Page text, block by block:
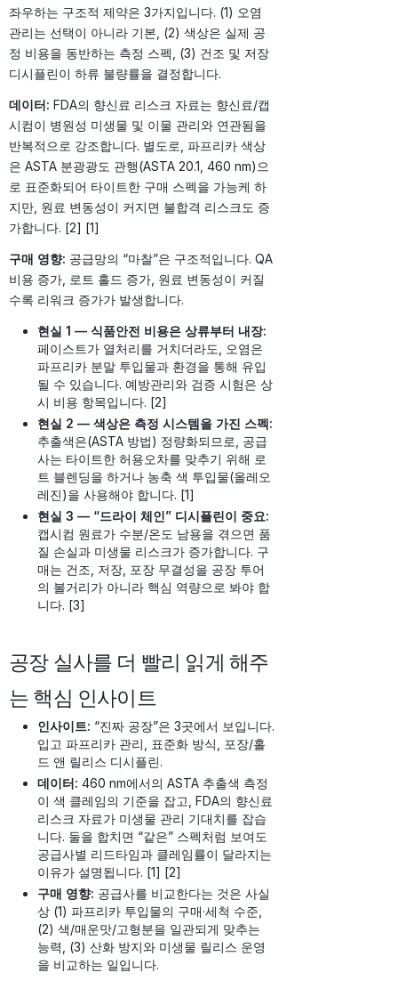
좌우하는 구조적 제약은 3가지입니다. (1) 오염
관리는 선택이 아니라 기본, (2) 색상은 실제 공
정 비용을 동반하는 측정 스펙, (3) 건조 및 저장
디시플린이 하류 불량률을 결정합니다.
데이터: FDA의 향신료 리스크 자료는 향신료/캡
시컴이 병원성 미생물 및 이물 관리와 연관됨을
반복적으로 강조합니다. 별도로, 파프리카 색상
은 ASTA 분광광도 관행(ASTA 20.1, 460 nm)으
로 표준화되어 타이트한 구매 스펙을 가능케 하
지만, 원료 변동성이 커지면 불합격 리스크도 증
가합니다. [2] [1]
구매 영향: 공급망의 “마찰”은 구조적입니다. QA
비용 증가, 로트 홀드 증가, 원료 변동성이 커질
수록 리워크 증가가 발생합니다.
현실 1 — 식품안전 비용은 상류부터 내장:
페이스트가 열처리를 거치더라도, 오염은
파프리카 분말 투입물과 환경을 통해 유입
될 수 있습니다. 예방관리와 검증 시험은 상
시 비용 항목입니다. [2]
현실 2 — 색상은 측정 시스템을 가진 스펙:
추출색은(ASTA 방법) 정량화되므로, 공급
사는 타이트한 허용오차를 맞추기 위해 로
트 블렌딩을 하거나 농축 색 투입물(올레오
레진)을 사용해야 합니다. [1]
현실 3 — “드라이 체인” 디시플린이 중요:
캡시컴 원료가 수분/온도 남용을 겪으면 품
질 손실과 미생물 리스크가 증가합니다. 구
매는 건조, 저장, 포장 무결성을 공장 투어
의 볼거리가 아니라 핵심 역량으로 봐야 합
니다. [3]
공장 실사를 더 빨리 읽게 해주
는 핵심 인사이트
인사이트: “진짜 공장”은 3곳에서 보입니다.
입고 파프리카 관리, 표준화 방식, 포장/홀
드 앤 릴리스 디시플린.
데이터: 460 nm에서의 ASTA 추출색 측정
이 색 클레임의 기준을 잡고, FDA의 향신료
리스크 자료가 미생물 관리 기대치를 잡습
니다. 둘을 합치면 “같은” 스펙처럼 보여도
공급사별 리드타임과 클레임률이 달라지는
이유가 설명됩니다. [1] [2]
구매 영향: 공급사를 비교한다는 것은 사실
상 (1) 파프리카 투입물의 구매·세척 수준,
(2) 색/매운맛/고형분을 일관되게 맞추는
능력, (3) 산화 방지와 미생물 릴리스 운영
을 비교하는 일입니다.